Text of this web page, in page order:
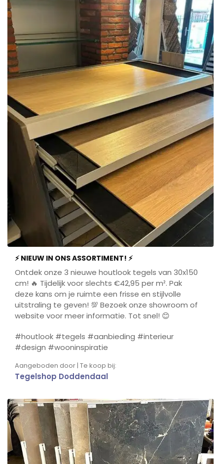
⚡ NIEUW IN ONS ASSORTIMENT! ⚡
Ontdek onze 3 nieuwe houtlook tegels van 30x150
cm! 🔥 Tijdelijk voor slechts €42,95 per m². Pak
deze kans om je ruimte een frisse en stijlvolle
uitstraling te geven! 💯 Bezoek onze showroom of
website voor meer informatie. Tot snel! 😊
#houtlook #tegels #aanbieding #interieur
#design #wooninspiratie
Aangeboden door | Te koop bij:
Tegelshop Doddendaal